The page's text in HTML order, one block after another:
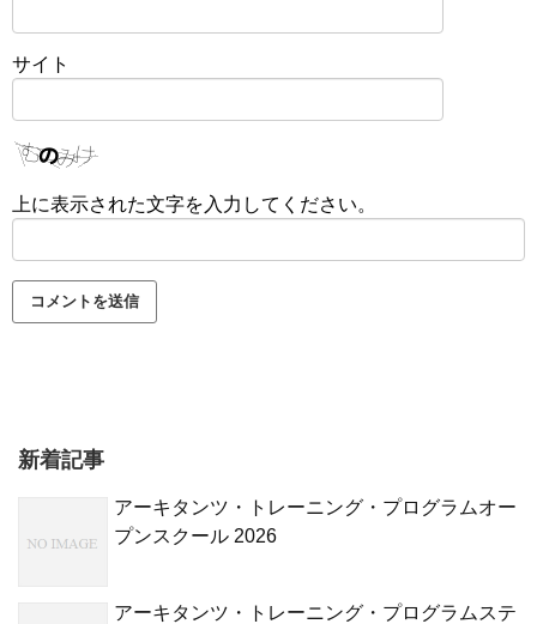
サイト
上に表示された文字を入力してください。
新着記事
アーキタンツ・トレーニング・プログラムオー
プンスクール 2026
アーキタンツ・トレーニング・プログラムステ